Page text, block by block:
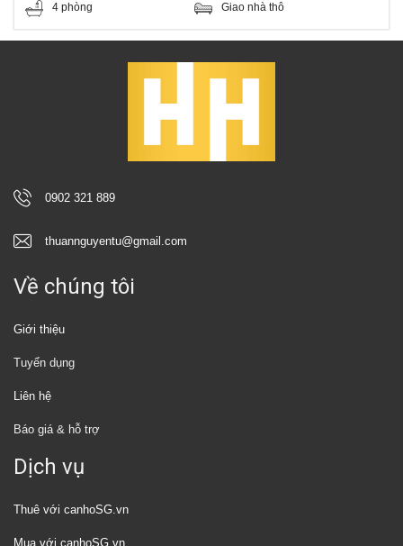
4 phòng
Giao nhà thô
0902 321 889
thuannguyentu@gmail.com
Về chúng tôi
Giới thiệu
Tuyển dụng
Liên hệ
Báo giá & hỗ trợ
Dịch vụ
Thuê với canhoSG.vn
Mua với canhoSG.vn